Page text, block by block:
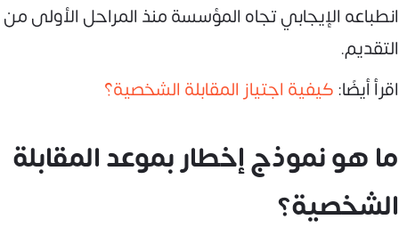
انطباعه الإيجابي تجاه المؤسسة منذ المراحل الأولى من
التقديم.
اقرأ أيضًا:كيفية اجتياز المقابلة الشخصية؟
ما هو نموذج إخطار بموعد المقابلة
الشخصية؟